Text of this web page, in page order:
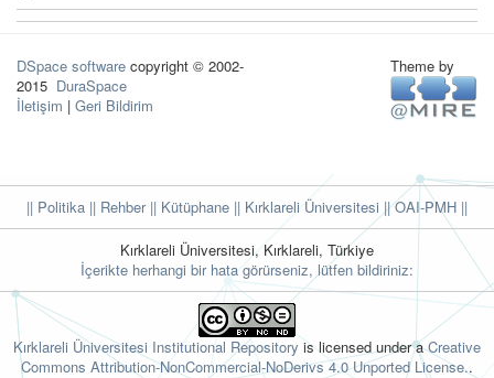
DSpace software copyright © 2002-
2015 DuraSpace
İletişim | Geri Bildirim
Theme by
|| Politika || Rehber|| Kütüphane || Kırklareli Üniversitesi ||OAI-PMH ||
Kırklareli Üniversitesi, Kırklareli, Türkiye
İçerikte herhangi bir hata görürseniz, lütfen bildiriniz:
Kırklareli Üniversitesi Institutional Repository is licensed under aCreative
Commons Attribution-NonCommercial-NoDerivs 4.0 Unported License..